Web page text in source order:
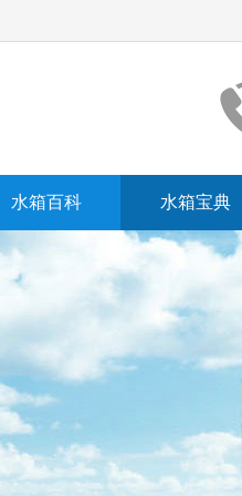
水箱百科 水箱宝典